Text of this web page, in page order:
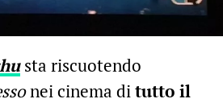
sta riscuotendo
nei cinema di tutto il